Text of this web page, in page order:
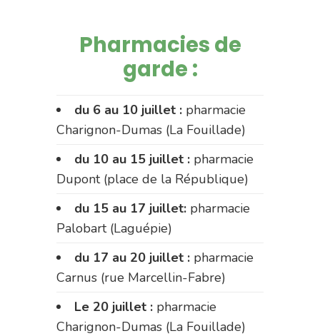
Pharmacies de
garde :
du 6 au 10 juillet : pharmacie
Charignon-Dumas (La Fouillade)
du 10 au 15 juillet : pharmacie
Dupont (place de la République)
du 15 au 17 juillet: pharmacie
Palobart (Laguépie)
du 17 au 20 juillet : pharmacie
Carnus (rue Marcellin-Fabre)
Le 20 juillet : pharmacie
Charignon-Dumas (La Fouillade)